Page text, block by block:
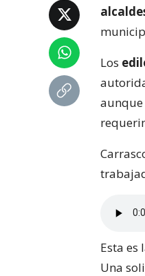
Los
aunque
Esta es
Una